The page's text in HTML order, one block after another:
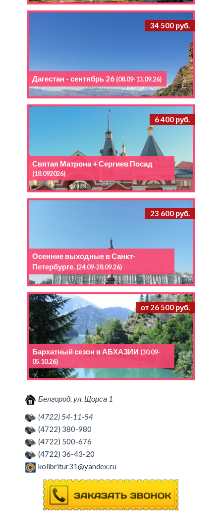
34 500 руб.
Дагестан - сентябрь 26 (08.09-13.09.26)
6 400 руб.
Святая Матрона + Сергиев Посад
(18.092026)
23 600 руб.
Осенние выходные в Санкт-
Петербурге. (24.09-28.09.26)
от 26 500 руб.
Бархатный сезон в АБХАЗИИ (30.09-
05.10.26)
Белгород, ул. Щорса 1
(4722) 54-11-54
(4722) 380-980
(4722) 500-676
(4722) 36-43-20
kolibritur31@yandex.ru